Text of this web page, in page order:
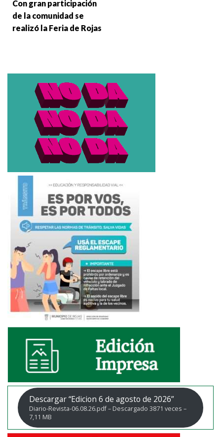
Con gran participación
de la comunidad se
realizó la Feria de Rojas
Descargar “Edicion 6 de agosto de 2026”
Diario-Revista-06.08.26.pdf – Descargado 3871 veces –
7,11 MB